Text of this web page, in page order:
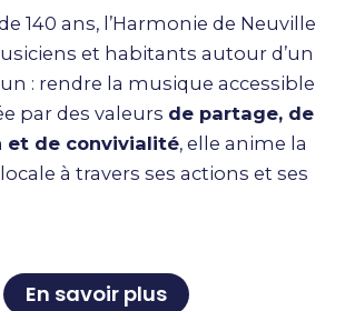
140 ans, l’Harmonie de Neuville
et habitants autour d’un
: rendre la musique accessible
par des valeurs de partage, de
et de convivialité, elle anime la
à travers ses actions et ses
En savoir plus